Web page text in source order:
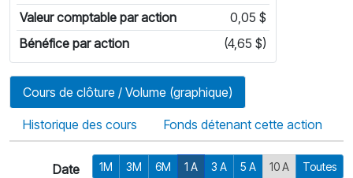
Valeur comptable par action
0,05 $
Bénéfice par action
(4,65 $)
Cours de clôture / Volume (graphique)
Historique des cours Fonds détenant cette action
Date 1M 3M 6M 1 A 3 A 5 A 10 A Toutes